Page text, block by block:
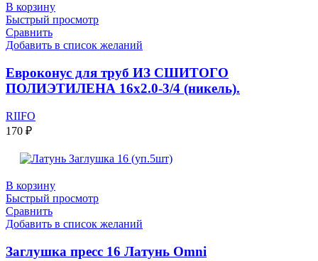
В корзину
Быстрый просмотр
Сравнить
Добавить в список желаний
Евроконус для труб ИЗ СШИТОГО
ПОЛИЭТИЛЕНА 16х2.0-3/4 (никель).
RIIFO
170 ₽
В корзину
Быстрый просмотр
Сравнить
Добавить в список желаний
Заглушка пресс 16 Латунь Omni